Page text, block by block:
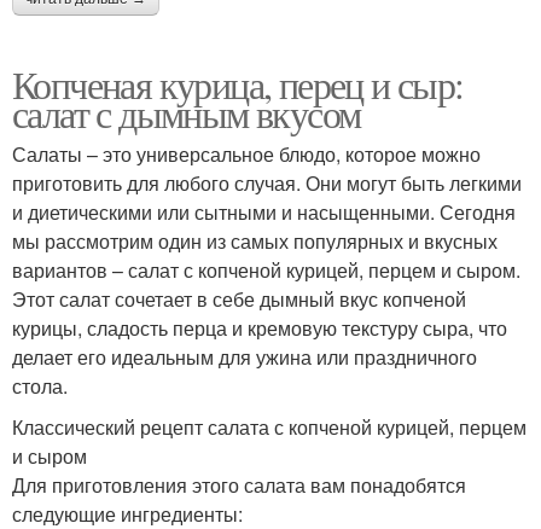
Копченая курица, перец и сыр:
салат с дымным вкусом
Салаты – это универсальное блюдо, которое можно
приготовить для любого случая. Они могут быть легкими
и диетическими или сытными и насыщенными. Сегодня
мы рассмотрим один из самых популярных и вкусных
вариантов – салат с копченой курицей, перцем и сыром.
Этот салат сочетает в себе дымный вкус копченой
курицы, сладость перца и кремовую текстуру сыра, что
делает его идеальным для ужина или праздничного
стола.
Классический рецепт салата с копченой курицей, перцем
и сыром
Для приготовления этого салата вам понадобятся
следующие ингредиенты: